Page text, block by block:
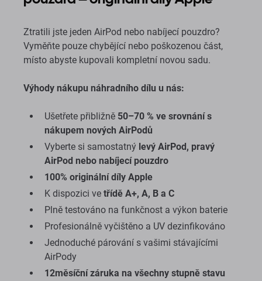
Ztratili jste jeden AirPod nebo nabíjecí pouzdro?
Vyměňte pouze chybějící nebo poškozenou část,
místo abyste kupovali kompletní novou sadu.
Výhody nákupu náhradního dílu u nás:
Ušetřete přibližně 50–70 % ve srovnání s
nákupem nových AirPodů
Vyberte si samostatný levý AirPod, pravý
AirPod nebo nabíjecí pouzdro
100% originální díly Apple
K dispozici ve třídě A+, A, B a C
Plně testováno na funkčnost a výkon baterie
Profesionálně vyčištěno a UV dezinfikováno
Jednoduché párování s vašimi stávajícími
AirPody
12měsíční záruka na všechny stupně stavu